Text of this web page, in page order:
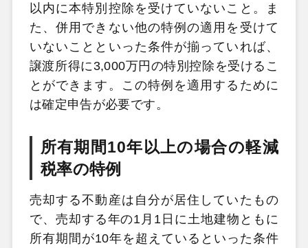
以内に本特別控除を受けていないこと。ま
た、併用できない他の特例の適用を受けて
いないことといった条件が揃っていれば、
譲渡所得に3,000万円の特別控除を受けるこ
とができます。この特例を適用するために
は確定申告が必要です。
所有期間10年以上の場合の軽減
税率の特例
売却する不動産は自分が居住していたもの
で、売却する年の1月1日に土地建物ともに
所有期間が10年を超えているといった条件